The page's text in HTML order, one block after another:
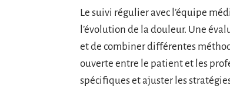
Le suivi régulier avec l’équipe
l’évolution de la douleur. Une
et de combiner différentes
ouverte entre le patient et les
spécifiques et ajuster les